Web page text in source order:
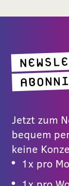
Jetzt zum
bequem
keine
1x pro